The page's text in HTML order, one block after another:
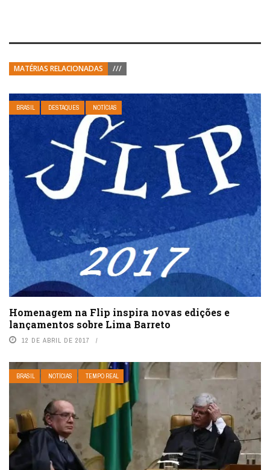
MATÉRIAS RELACIONADAS ///
BRASIL DESTAQUES NOTÍCIAS
Homenagem na Flip inspira novas edições e
lançamentos sobre Lima Barreto
12 DE ABRIL DE 2017
BRASIL NOTÍCIAS TEMPO REAL